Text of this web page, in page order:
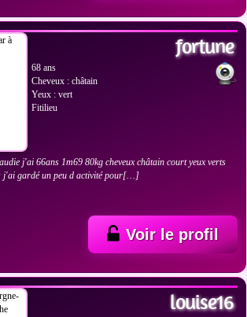
fortune
68 ans
Cheveux : châtain
Yeux : vert
Fitilieu
j'ai 66ans 1m69 80kg cheveux châtain court yeux verts
j'ai gardé un peu d activité pour[…]
Voir le profil
louise16